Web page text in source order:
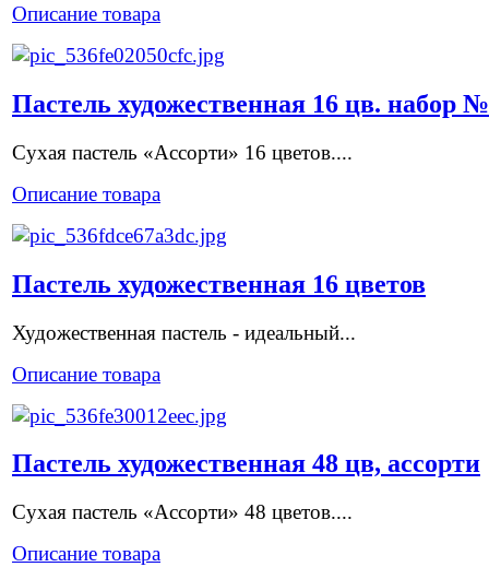
Описание товара
Пастель художественная 16 цв. набор
Сухая пастель «Ассорти» 16 цветов....
Описание товара
Пастель художественная 16 цветов
Художественная пастель - идеальный...
Описание товара
Пастель художественная 48 цв, ассорти
Сухая пастель «Ассорти» 48 цветов....
Описание товара